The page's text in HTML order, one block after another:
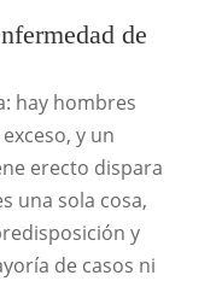
de
hay hombres
y un
erecto dispara
una sola cosa,
y
de casos ni